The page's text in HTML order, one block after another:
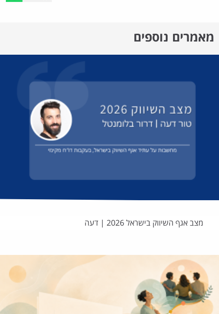
מאמרים נוספים
מצב אגף השיווק בישראל 2026 | דעה